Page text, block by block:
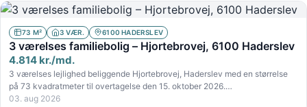
73 M² 3 VÆR. 6100 HADERSLEV
3 værelses familiebolig – Hjortebrovej, 6100 Haderslev
4.814 kr./md.
3 værelses lejlighed beliggende Hjortebrovej, Haderslev med en størrelse
på 73 kvadratmeter til overtagelse den 15. oktober 2026.…
03. aug 2026